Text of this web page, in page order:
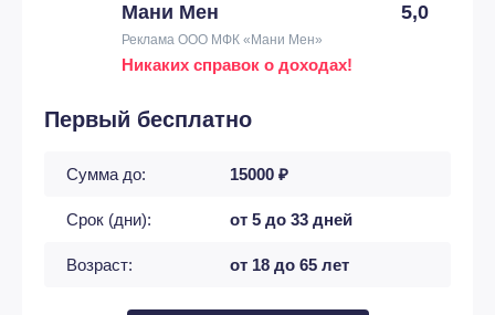
Мани Мен 5,0
Реклама ООО МФК «Мани Мен»
Никаких справок о доходах!
Первый бесплатно
Сумма до: 15000 ₽
Срок (дни): от 5 до 33 дней
Возраст: от 18 до 65 лет